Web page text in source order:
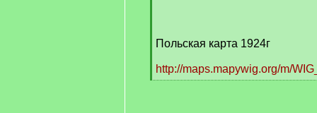
Польская карта 1924г
http://maps.mapywig.org/m/
[